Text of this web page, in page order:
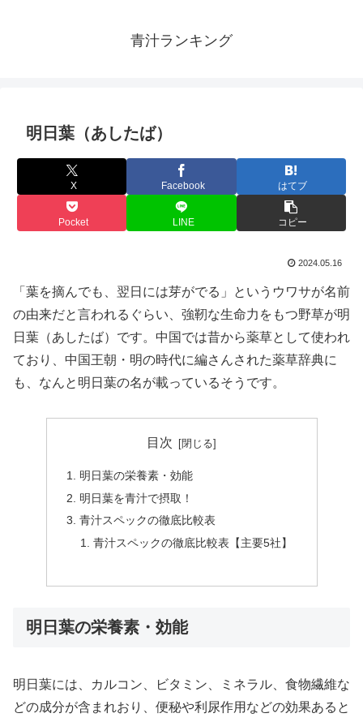
青汁ランキング
明日葉（あしたば）
X Facebook はてブ
Pocket LINE コピー
2024.05.16
「葉を摘んでも、翌日には芽がでる」というウワサが名前
の由来だと言われるぐらい、強靭な生命力をもつ野草が明
日葉（あしたば）です。中国では昔から薬草として使われ
ており、中国王朝・明の時代に編さんされた薬草辞典に
も、なんと明日葉の名が載っているそうです。
目次
明日葉の栄養素・効能
明日葉を青汁で摂取！
青汁スペックの徹底比較表
青汁スペックの徹底比較表【主要5社】
明日葉の栄養素・効能
明日葉には、カルコン、ビタミン、ミネラル、食物繊維な
どの成分が含まれおり、便秘や利尿作用などの効果あると